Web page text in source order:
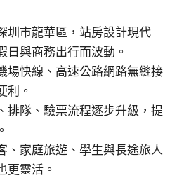
圳市龍華區，站房設計現代
日與商務出行而波動。
場快線、高速公路網路無縫接
利。
排隊、驗票流程逐步升級，提
、家庭旅遊、學生與長途旅人
更靈活。